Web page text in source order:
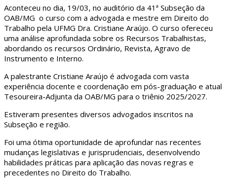
Aconteceu no dia, 19/03, no auditório da 41ª Subseção da
OAB/MG o curso com a advogada e mestre em Direito do
Trabalho pela UFMG Dra. Cristiane Araújo. O curso ofereceu
uma análise aprofundada sobre os Recursos Trabalhistas,
abordando os recursos Ordinário, Revista, Agravo de
Instrumento e Interno.
A palestrante Cristiane Araújo é advogada com vasta
experiência docente e coordenação em pós-graduação e atual
Tesoureira-Adjunta da OAB/MG para o triênio 2025/2027.
Estiveram presentes diversos advogados inscritos na
Subseção e região.
Foi uma ótima oportunidade de aprofundar nas recentes
mudanças legislativas e jurisprudenciais, desenvolvendo
habilidades práticas para aplicação das novas regras e
precedentes no Direito do Trabalho.